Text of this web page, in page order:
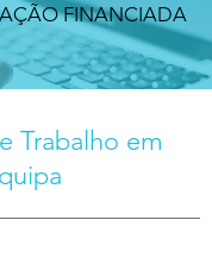
FINANCIADA
Trabalho em